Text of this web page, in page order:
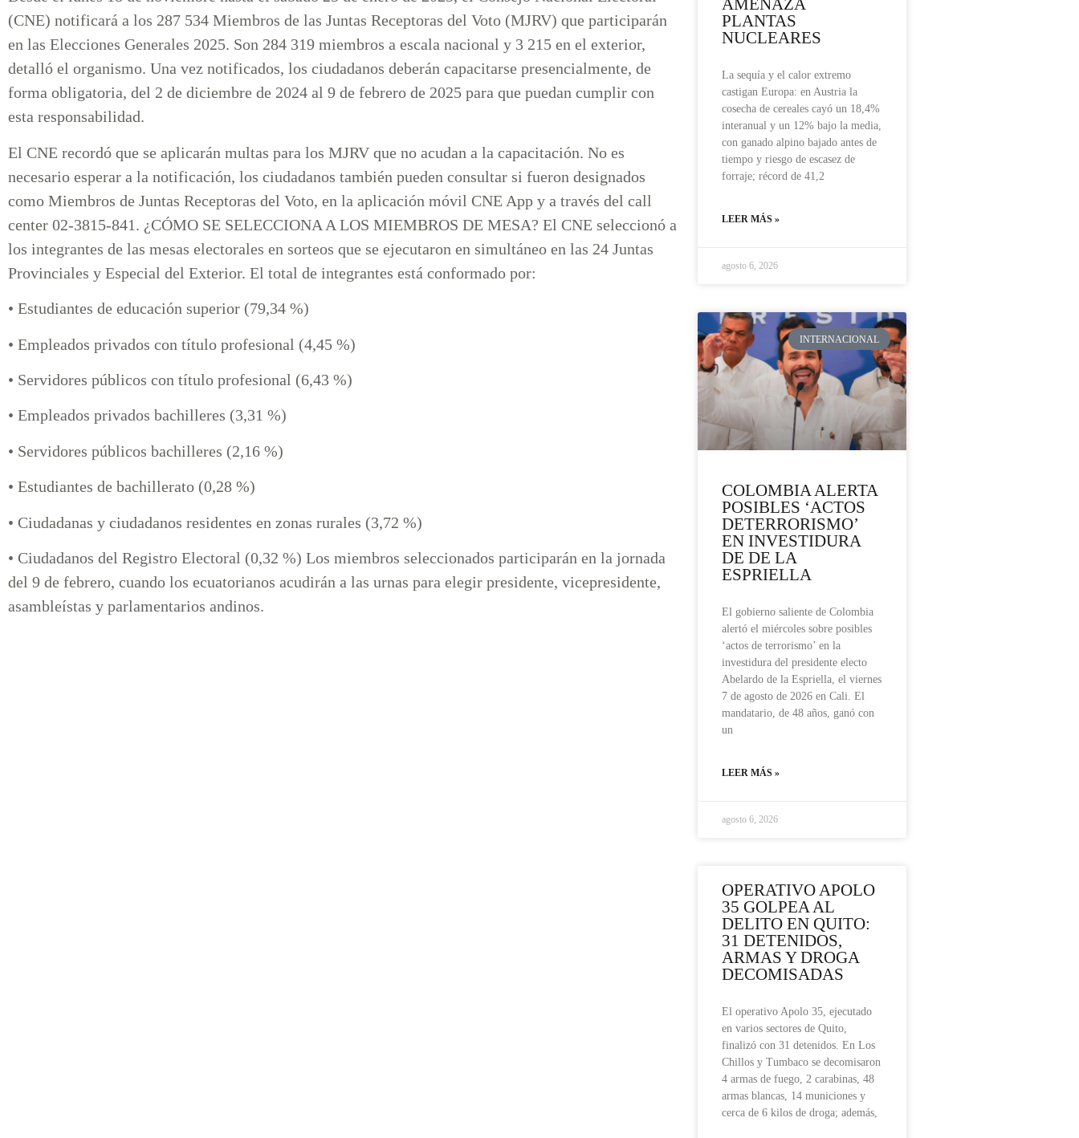
(CNE) notificará a los 287 534 Miembros de las Juntas Receptoras del Voto (MJRV) que participarán
en las Elecciones Generales 2025. Son 284 319 miembros a escala nacional y 3 215 en el exterior,
detalló el organismo. Una vez notificados, los ciudadanos deberán capacitarse presencialmente, de
forma obligatoria, del 2 de diciembre de 2024 al 9 de febrero de 2025 para que puedan cumplir con
esta responsabilidad.
El CNE recordó que se aplicarán multas para los MJRV que no acudan a la capacitación. No es
necesario esperar a la notificación, los ciudadanos también pueden consultar si fueron designados
como Miembros de Juntas Receptoras del Voto, en la aplicación móvil CNE App y a través del call
center 02-3815-841. ¿CÓMO SE SELECCIONA A LOS MIEMBROS DE MESA? El CNE seleccionó a
los integrantes de las mesas electorales en sorteos que se ejecutaron en simultáneo en las 24 Juntas
Provinciales y Especial del Exterior. El total de integrantes está conformado por:
• Estudiantes de educación superior (79,34 %)
• Empleados privados con título profesional (4,45 %)
• Servidores públicos con título profesional (6,43 %)
• Empleados privados bachilleres (3,31 %)
• Servidores públicos bachilleres (2,16 %)
• Estudiantes de bachillerato (0,28 %)
• Ciudadanas y ciudadanos residentes en zonas rurales (3,72 %)
• Ciudadanos del Registro Electoral (0,32 %) Los miembros seleccionados participarán en la jornada
del 9 de febrero, cuando los ecuatorianos acudirán a las urnas para elegir presidente, vicepresidente,
asambleístas y parlamentarios andinos.
AMENAZA
PLANTAS
NUCLEARES
La sequía y el calor extremo
castigan Europa: en Austria la
cosecha de cereales cayó un 18,4%
interanual y un 12% bajo la media,
con ganado alpino bajado antes de
tiempo y riesgo de escasez de
forraje; récord de 41,2
LEER MÁS »
agosto 6, 2026
INTERNACIONAL
COLOMBIA ALERTA
POSIBLES ‘ACTOS
DETERRORISMO’
EN INVESTIDURA
DE DE LA
ESPRIELLA
El gobierno saliente de Colombia
alertó el miércoles sobre posibles
‘actos de terrorismo’ en la
investidura del presidente electo
Abelardo de la Espriella, el viernes
7 de agosto de 2026 en Cali. El
mandatario, de 48 años, ganó con
un
LEER MÁS »
agosto 6, 2026
OPERATIVO APOLO
35 GOLPEA AL
DELITO EN QUITO:
31 DETENIDOS,
ARMAS Y DROGA
DECOMISADAS
El operativo Apolo 35, ejecutado
en varios sectores de Quito,
finalizó con 31 detenidos. En Los
Chillos y Tumbaco se decomisaron
4 armas de fuego, 2 carabinas, 48
armas blancas, 14 municiones y
cerca de 6 kilos de droga; además,